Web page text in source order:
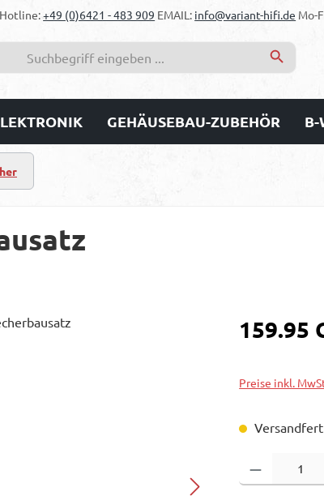
+49 (0)6421 - 483 909 EMAIL: info@variant-hifi.de Mo-
GEHÄUSEBAU-ZUBEHÖR B-
Regulärer
159.95
Preise inkl.